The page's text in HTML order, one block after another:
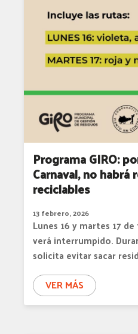
Programa GIRO:
Carnaval, no
reciclables
13 febrero, 2026
Lunes 16 y martes 17
verá interrumpido.
solicita evitar sacar
VER MÁS